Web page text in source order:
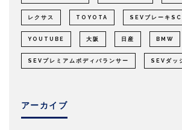
レクサス TOYOTA SEVブレーキSC
YOUTUBE 大阪 日産 BMW
SEVプレミアムボディバランサー SEVダッ
アーカイブ